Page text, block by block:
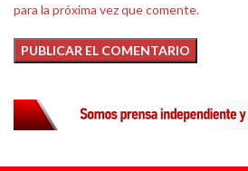
para la próxima vez que comente.